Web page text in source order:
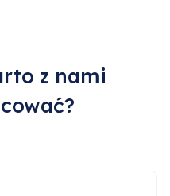
z nami